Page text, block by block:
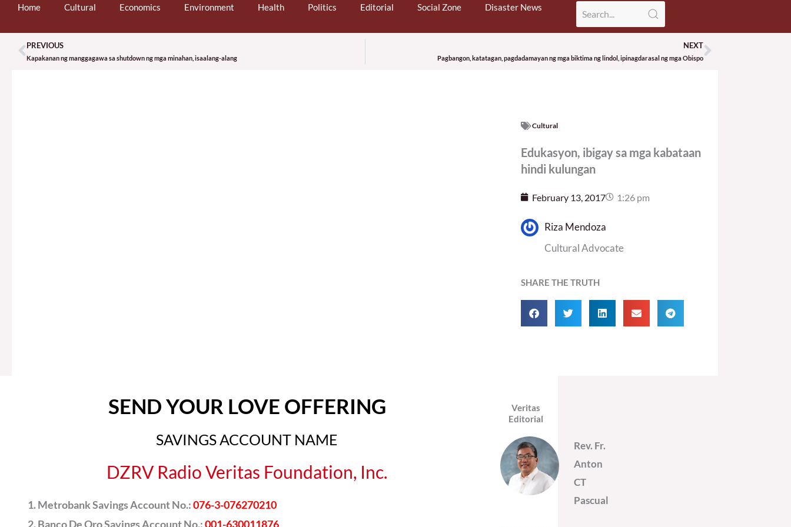
Home Cultural Economics Environment Health Politics Editorial Social Zone Disaster News
Prev
PREVIOUS
Kapakanan ng manggagawa sa shutdown ng mga minahan, isaalang-alang
NEXT
Pagbangon, katatagan, pagdadamayan ng mga biktima ng lindol, ipinagdarasal ng mga ObispoNext
Cultural
Edukasyon, ibigay sa mga kabataan
hindi kulungan
February 13, 2017 1:26 pm
Riza Mendoza
Cultural Advocate
SHARE THE TRUTH
SEND YOUR LOVE OFFERING
SAVINGS ACCOUNT NAME
DZRV Radio Veritas Foundation, Inc.
Metrobank Savings Account No.:076-3-076270210
Banco De Oro Savings Account No.:001-630011876
Veritas
Editorial
Rev. Fr.
Anton
CT
Pascual